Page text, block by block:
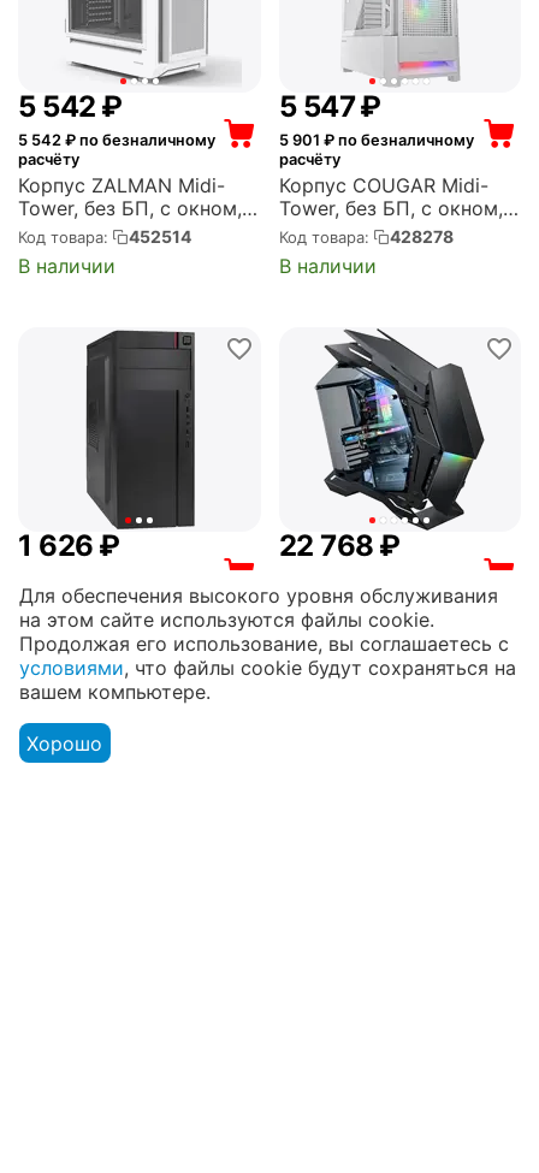
5 542 ₽
5 542 ₽ по безналичному
расчёту
Корпус ZALMAN Midi-
Tower, без БП, с окном,
подсветка, 1xUSB 2.0,
1xUSB 3.0, 1xUSB Type-C,
белый (Zalman i6 White)
Код товара: 452514
В наличии
5 547₽
5 901 ₽ по безналичному
расчёту
Корпус COUGAR Midi-
Tower, без БП, с окном,
подсветка, 1xUSB 2.0,
2xUSB 3.0, белый
(Airface RGB White)
Код товара: 428278
В наличии
1 626 ₽
расчёту
Корпус EXEGATE AA-440
Midi-Tower, без БП,
2xUSB 2.0, чёрный
(EX290172RUS)
Код товара: 365271
В наличии
22 768 ₽
безналичному расчёту
Корпус JONSBO Midi-
Tower, без БП, с окном,
2xUSB 3.0, чёрный
Код товара: 338757
Меню
Для обеспечения высокого уровня обслуживания
на этом сайте используются файлы cookie.
Продолжая его использование, вы соглашаетесь с
условиями, что файлы cookie будут сохраняться на
вашем компьютере.
Хорошо